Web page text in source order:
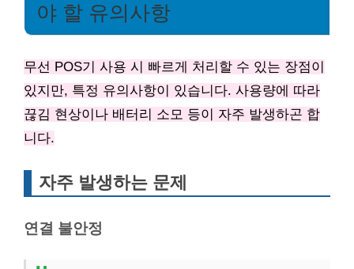
야 할 유의사항
무선 POS기 사용 시 빠르게 처리할 수 있는 장점이
있지만, 특정 유의사항이 있습니다. 사용량에 따라
끊김 현상이나 배터리 소모 등이 자주 발생하곤 합
니다.
자주 발생하는 문제
연결 불안정